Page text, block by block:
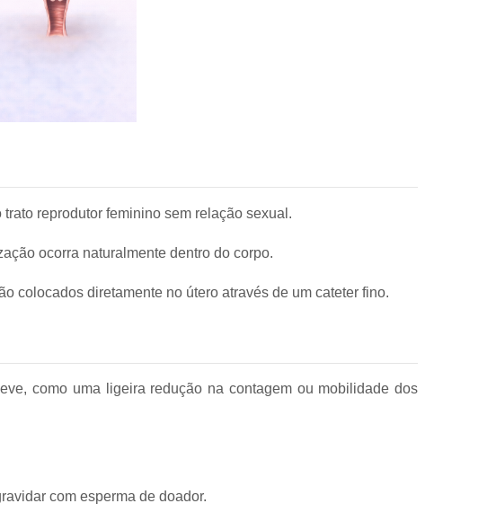
reprodutor feminino sem relação sexual.
ocorra naturalmente dentro do corpo.
colocados diretamente no útero através de um cateter fino.
como uma ligeira redução na contagem ou mobilidade dos
com esperma de doador.